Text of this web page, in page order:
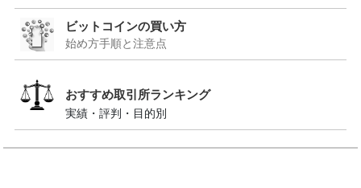
ビットコインの買い方
始め方手順と注意点
おすすめ取引所ランキング
実績・評判・目的別